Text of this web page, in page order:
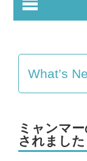
What’s
ミャンマ
されまし